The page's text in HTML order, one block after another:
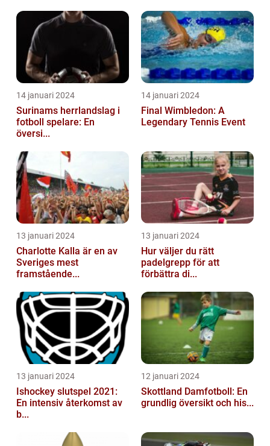
14 januari 2024
Surinams herrlandslag i
fotboll spelare: En
översi...
14 januari 2024
Final Wimbledon: A
Legendary Tennis Event
13 januari 2024
Charlotte Kalla är en av
Sveriges mest
framstående...
13 januari 2024
Hur väljer du rätt
padelgrepp för att
förbättra di...
13 januari 2024
Ishockey slutspel 2021:
En intensiv återkomst av
b...
12 januari 2024
Skottland Damfotboll: En
grundlig översikt och his...